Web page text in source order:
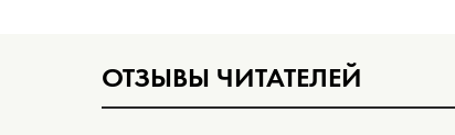
ОТЗЫВЫ ЧИТАТЕЛЕЙ